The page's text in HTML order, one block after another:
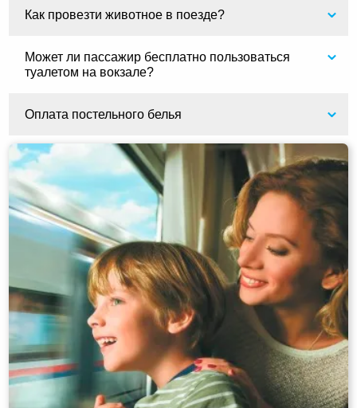
Как провезти животное в поезде?
Может ли пассажир бесплатно пользоваться
туалетом на вокзале?
Оплата постельного белья